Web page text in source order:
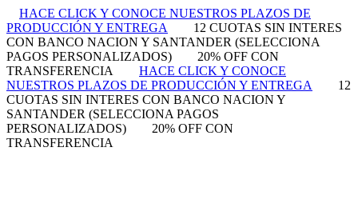
HACE CLICK Y CONOCE NUESTROS PLAZOS DE
PRODUCCIÓN Y ENTREGA
12 CUOTAS SIN INTERES
CON BANCO NACION Y SANTANDER (SELECCIONA
PAGOS PERSONALIZADOS)
20% OFF CON
TRANSFERENCIA
HACE CLICK Y CONOCE
NUESTROS PLAZOS DE PRODUCCIÓN Y ENTREGA
12
CUOTAS SIN INTERES CON BANCO NACION Y
SANTANDER (SELECCIONA PAGOS
PERSONALIZADOS)
20% OFF CON
TRANSFERENCIA